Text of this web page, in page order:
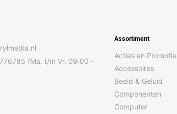
0,8 m
Knoppen
Ja
(Ma. t/m Vr. 09:00 -
Assortiment
Acties en Promotie
Accessoires
Beeld & Geluid
Componenten
Computer